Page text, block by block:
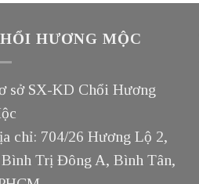
HƯƠNG MỘC
sở SX-KD Chổi Hương
chỉ: 704/26 Hương Lộ 2,
Bình Trị Đông A, Bình Tân,